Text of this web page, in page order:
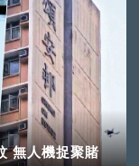
無人機捉聚賭